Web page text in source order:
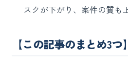
スクが下がり、案件の質も
【この記事のまとめ3つ】